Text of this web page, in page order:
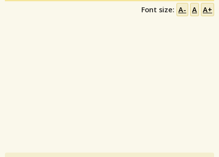
Font size: A- A A+